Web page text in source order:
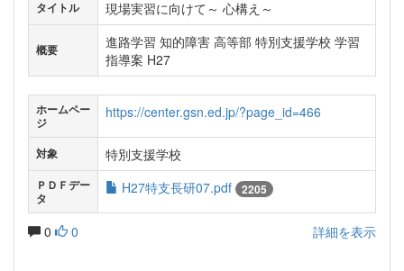
タイトル 現場実習に向けて～ 心構え～
概要
進路学習 知的障害 高等部 特別支援学校 学習
指導案 H27
ホームペー
ジ
https://center.gsn.ed.jp/?page_id=466
対象 特別支援学校
ＰＤＦデー
タ
H27特支長研07.pdf 2205
0 0 詳細を表示